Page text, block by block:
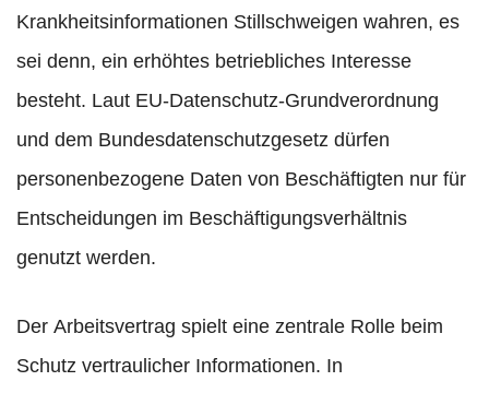
Krankheitsinformationen Stillschweigen wahren, es
sei denn, ein erhöhtes betriebliches Interesse
besteht. Laut EU-Datenschutz-Grundverordnung
und dem Bundesdatenschutzgesetz dürfen
personenbezogene Daten von Beschäftigten nur für
Entscheidungen im Beschäftigungsverhältnis
genutzt werden.
Der Arbeitsvertrag spielt eine zentrale Rolle beim
Schutz vertraulicher Informationen. In